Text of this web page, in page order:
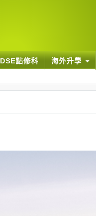
DSE點修科 海外升學